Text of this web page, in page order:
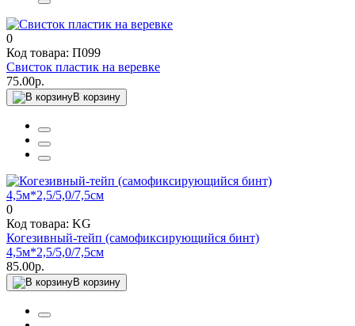
0
Код товара: П099
Свисток пластик на веревке
75.00р.
В корзину
0
Код товара: KG
Когезивный-тейп (самофиксирующийся бинт)
4,5м*2,5/5,0/7,5см
85.00р.
В корзину